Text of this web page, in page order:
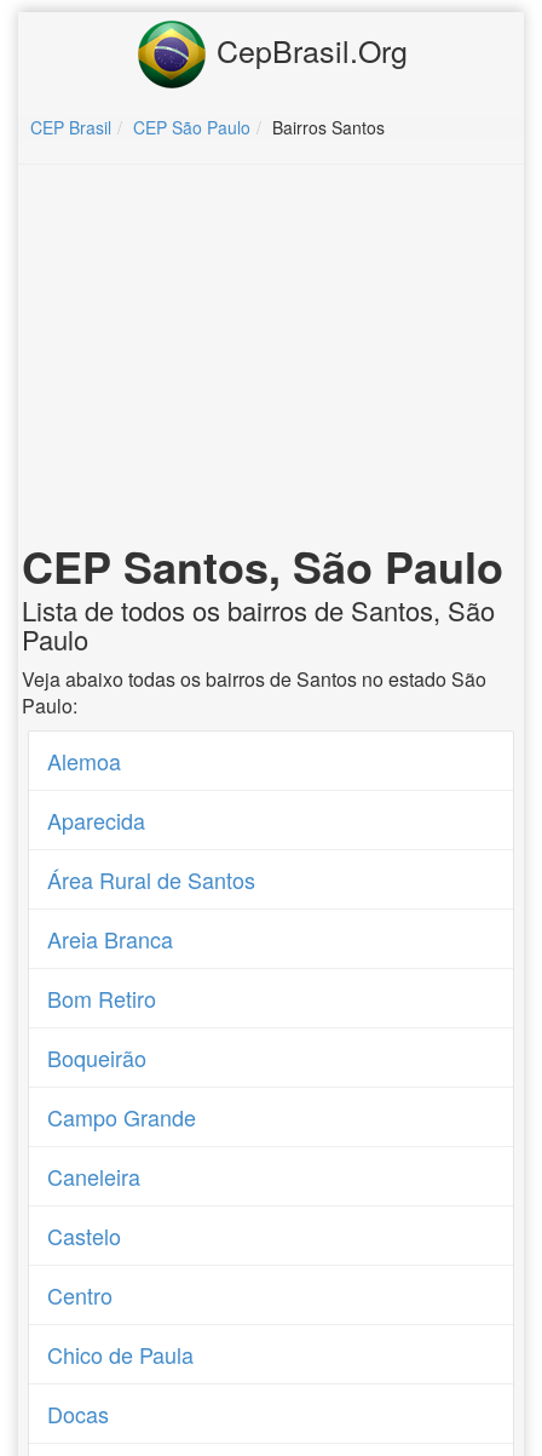
CepBrasil.Org
CEP Brasil CEP São Paulo Bairros Santos
CEP Santos, São Paulo
Lista de todos os bairros de Santos, São
Paulo
Veja abaixo todas os bairros de Santos no estado São
Paulo:
Alemoa
Aparecida
Área Rural de Santos
Areia Branca
Bom Retiro
Boqueirão
Campo Grande
Caneleira
Castelo
Centro
Chico de Paula
Docas